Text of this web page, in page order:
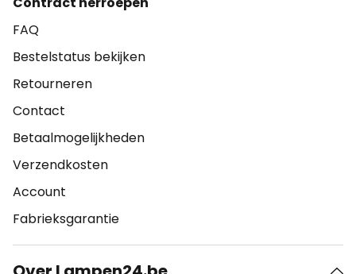
FAQ
Bestelstatus bekijken
Retourneren
Contact
Betaalmogelijkheden
Verzendkosten
Account
Fabrieksgarantie